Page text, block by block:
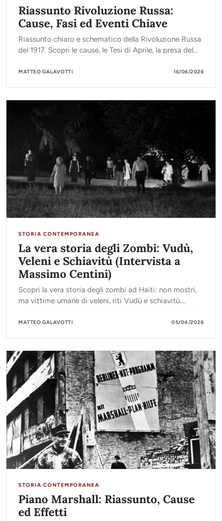
Riassunto Rivoluzione Russa:
Cause, Fasi ed Eventi Chiave
Riassunto chiaro e schematico della Rivoluzione Russa
del 1917. Scopri le cause, le Tesi di Aprile, la presa del
MATTEO GALAVOTTI 16/06/2026
STORIA CONTEMPORANEA
La vera storia degli Zombi: Vudù,
Veleni e Schiavitù (Intervista a
Massimo Centini)
Scopri la vera storia degli zombi ad Haiti: non mostri,
ma vittime umane di veleni, riti Vudù e schiavitù.
MATTEO GALAVOTTI 05/04/2026
STORIA CONTEMPORANEA
Piano Marshall: Riassunto, Cause
ed Effetti